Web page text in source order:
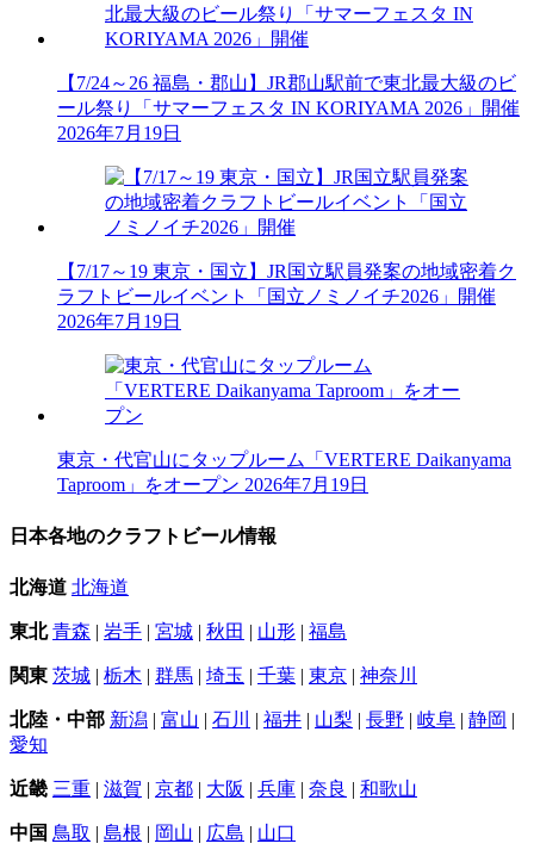
【7/24～26 福島・郡山】JR郡山駅前で東北最大級のビ
ール祭り「サマーフェスタ IN KORIYAMA 2026」開催
2026年7月19日
【7/17～19 東京・国立】JR国立駅員発案の地域密着ク
ラフトビールイベント「国立ノミノイチ2026」開催
2026年7月19日
東京・代官山にタップルーム「VERTERE Daikanyama
Taproom」をオープン 2026年7月19日
日本各地のクラフトビール情報
北海道 北海道
東北 青森 | 岩手 | 宮城 | 秋田 | 山形 | 福島
関東 茨城 | 栃木 | 群馬 | 埼玉 | 千葉 | 東京 | 神奈川
北陸・中部 新潟 | 富山 | 石川 | 福井 | 山梨 | 長野 | 岐阜 | 静岡 |
愛知
近畿 三重 | 滋賀 | 京都 | 大阪 | 兵庫 | 奈良 | 和歌山
中国 鳥取 | 島根 | 岡山 | 広島 | 山口